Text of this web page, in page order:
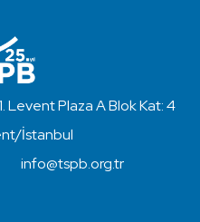
Levent Plaza A Blok Kat: 4
İstanbul
info@tspb.org.tr